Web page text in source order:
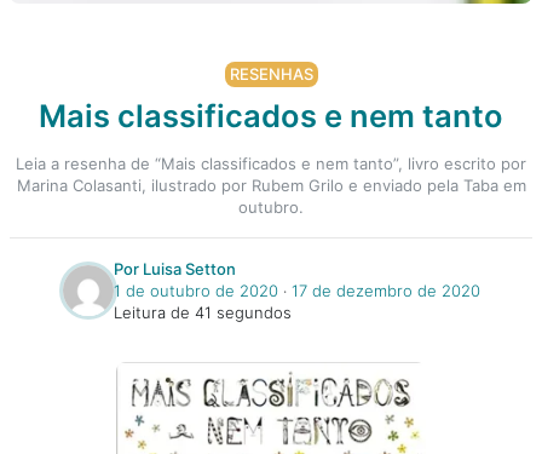
RESENHAS
Mais classificados e nem tanto
Leia a resenha de “Mais classificados e nem tanto”, livro escrito por
Marina Colasanti, ilustrado por Rubem Grilo e enviado pela Taba em
outubro.
Por Luisa Setton
1 de outubro de 2020‧ 17 de dezembro de 2020
Leitura de 41 segundos